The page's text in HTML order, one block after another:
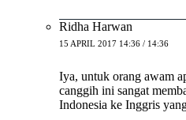
Ridha Harwan
15 APRIL 2017 14:36 / 14:36
Iya, untuk orang awam
canggih ini sangat
Indonesia ke Inggris